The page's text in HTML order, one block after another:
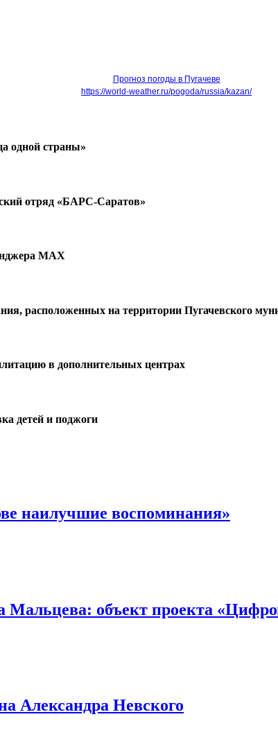
Прогноз погоды в Пугачеве
https://world-weather.ru/pogoda/russia/kazan/
одной страны»
отряд «БАРС-Саратов»
MAX
расположенных на территории Пугачевского
в дополнительных центрах
детей и поджоги
наилучшие воспоминания»
Мальцева: объект проекта
Александра Невского